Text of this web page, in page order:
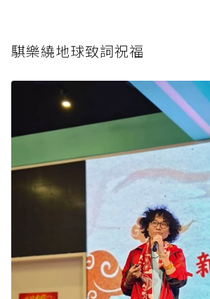
騏樂繞地球致詞祝福